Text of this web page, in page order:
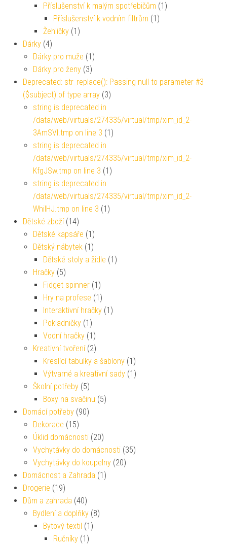
Příslušenství k malým spotřebičům (1)
Příslušenství k vodním filtrům (1)
Žehličky (1)
Dárky (4)
Dárky pro muže (1)
Dárky pro ženy (3)
Deprecated: str_replace(): Passing null to parameter #3
($subject) of type array (3)
string is deprecated in
/data/web/virtuals/274335/virtual/tmp/xim_id_2-
3AmSVl.tmp on line 3 (1)
string is deprecated in
/data/web/virtuals/274335/virtual/tmp/xim_id_2-
KfgJSw.tmp on line 3 (1)
string is deprecated in
/data/web/virtuals/274335/virtual/tmp/xim_id_2-
WhiIHJ.tmp on line 3 (1)
Dětské zboží (14)
Dětské kapsáře (1)
Dětský nábytek (1)
Dětské stoly a židle (1)
Hračky (5)
Fidget spinner (1)
Hry na profese (1)
Interaktivní hračky (1)
Pokladničky (1)
Vodní hračky (1)
Kreativní tvoření (2)
Kreslící tabulky a šablony (1)
Výtvarné a kreativní sady (1)
Školní potřeby (5)
Boxy na svačinu (5)
Domácí potřeby (90)
Dekorace (15)
Úklid domácnosti (20)
Vychytávky do domácnosti (35)
Vychytávky do koupelny (20)
Domácnost a Zahrada (1)
Drogerie (19)
Dům a zahrada (40)
Bydlení a doplňky (8)
Bytový textil (1)
Ručníky (1)